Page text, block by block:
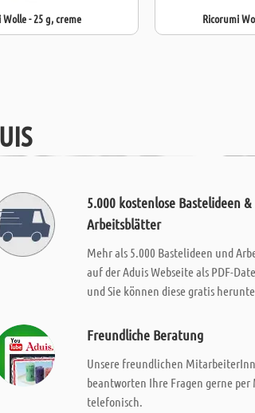
Wolle - 25 g, creme Ricorumi
5.000 kostenlose Bastelideen &
Arbeitsblätter
Mehr als 5.000 Bastelideen und
auf der Aduis Webseite als PDF-
und Sie können diese gratis
Freundliche Beratung
Unsere freundlichen
beantworten Ihre Fragen gerne per
telefonisch.